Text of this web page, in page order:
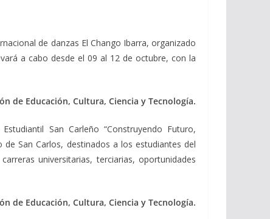
de danzas El Chango Ibarra, organizado
a cabo desde el 09 al 12 de octubre, con la
de Educación, Cultura, Ciencia y Tecnología.
San Carleño “Construyendo Futuro,
San Carlos, destinados a los estudiantes del
universitarias, terciarias, oportunidades
de Educación, Cultura, Ciencia y Tecnología.